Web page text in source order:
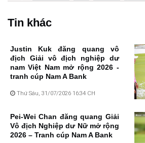
Tin khác
Justin Kuk đăng quang vô
địch Giải vô địch nghiệp dư
nam Việt Nam mở rộng 2026 -
tranh cúp Nam A Bank
Thứ Sáu, 31/07/2026 16:34 CH
Pei-Wei Chan đăng quang Giải
Vô địch Nghiệp dư Nữ mở rộng
2026 – Tranh cúp Nam A Bank